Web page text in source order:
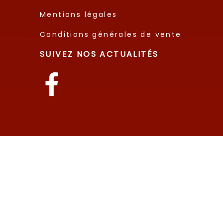
Mentions légales
Conditions générales de vente
SUIVEZ NOS ACTUALITÉS